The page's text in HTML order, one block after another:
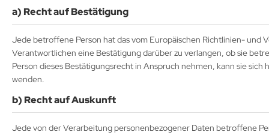
a) Recht auf Bestätigung
Jede betroffene Person hat das vom Europäischen Richtlinien-
Verantwortlichen eine Bestätigung darüber zu verlangen, ob sie
Person dieses Bestätigungsrecht in Anspruch nehmen, kann sie
wenden.
b) Recht auf Auskunft
Jede von der Verarbeitung personenbezogener Daten betroffene